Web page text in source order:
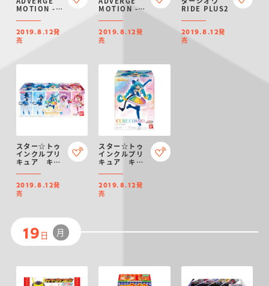
MOTION -
セット
2019.8.12発
売
MOTION -
2019.8.12発
売
RIDE PLUS2
2019.8.12発
売
スター☆トゥ
インクルプリ
キュア キュ
ギュア3
Special Set
2019.8.12発
売
スター☆トゥ
インクルプリ
キュア キュ
ギュア3
2019.8.12発
売
19 日 月